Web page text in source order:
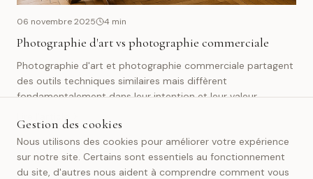
Gestion des cookies
Nous utilisons des cookies pour améliorer votre expérience
sur notre site. Certains sont essentiels au fonctionnement
du site, d'autres nous aident à comprendre comment vous
06 novembre 2025 4 min
Photographie d'art vs photographie commerciale
Photographie d'art et photographie commerciale partagent
des outils techniques similaires mais diffèrent
fondamentalement dans leur intention et leur valeur.
Lire l'article
fine art photography· 16 commercial photography· 1
art photography· 3 photography types · 1